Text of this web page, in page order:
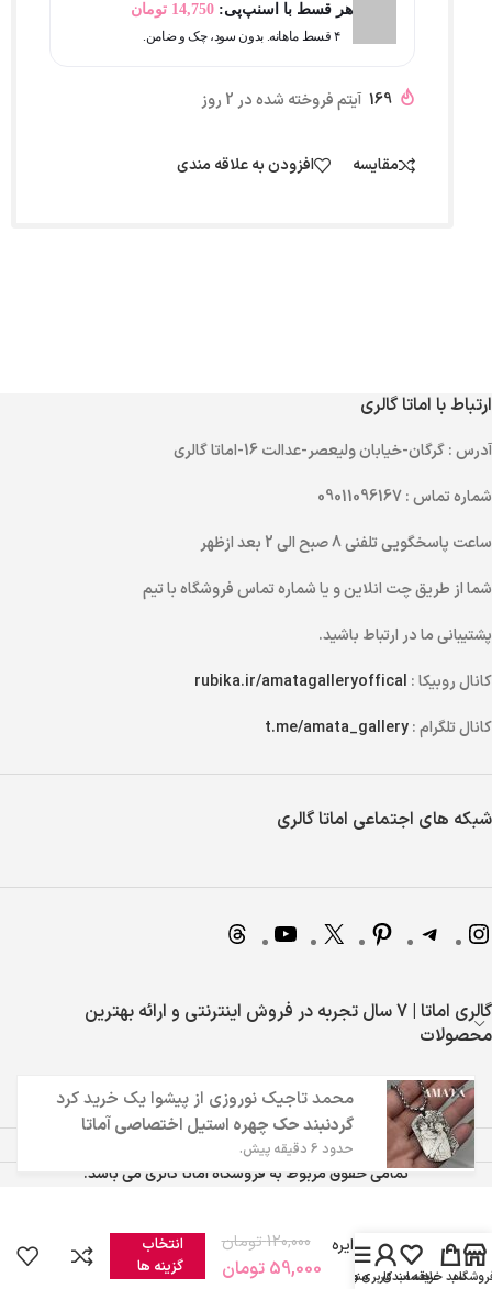
هر قسط با اسنپ‌پی: 14,750 تومان
۴ قسط ماهانه. بدون سود، چک و ضامن.
169 آیتم فروخته شده در 2 روز
مقایسه افزودن به علاقه مندی
ارتباط با اماتا گالری
آدرس: گرگان-خیابان ولیعصر-عدالت 16-اماتا گالری
شماره تماس: 09011096167
ساعت پاسخگویی تلفنی
شما از طریقچت انلاینو یاشماره تماسفروشگاه با تیم
پشتیبانی ما در ارتباط باشید.
کانال روبیکا : rubika.ir/amatagalleryoffical
کانال تلگرام :t.me/amata_gallery
شبکه های اجتماعی اماتا گالری
گالری اماتا | 7 سال تجربه در فروش اینترنتی و ارائه بهترین
محصولات
تمامی حقوق مربوط به فروشگاه اماتا گالری می باشد.
سبد خریدعلاقه مندی
حساب کاربری من
منو
جاکلیدی دایره
ای مشکی
120,000تومان
59,000 تومان
انتخاب
گزینه ها
محمد تاجیک نوروزی ازپیشوا یک خرید کرد
گردنبند حک چهره استیل اختصاصی آماتا
حدود 6 دقیقه پیش.